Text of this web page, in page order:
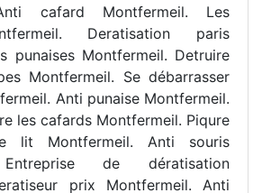
cafard Montfermeil. Les
Deratisation paris
punaises Montfermeil. Detruire
Montfermeil. Se débarrasser
Anti punaise Montfermeil.
les cafards Montfermeil. Piqure
lit Montfermeil. Anti souris
Entreprise de dératisation
prix Montfermeil. Anti